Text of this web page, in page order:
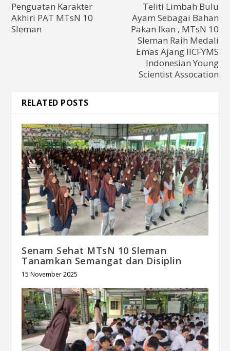
Penguatan Karakter
Akhiri PAT MTsN 10
Sleman
Teliti Limbah Bulu
Ayam Sebagai Bahan
Pakan Ikan , MTsN 10
Sleman Raih Medali
Emas Ajang IICFYMS
Indonesian Young
Scientist Assocation
RELATED POSTS
Senam Sehat MTsN 10 Sleman
Tanamkan Semangat dan Disiplin
15 November 2025